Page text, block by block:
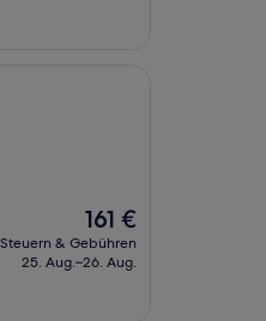
Der
Preis
beträgt
161 €
& Gebühren
25. Aug.–26. Aug.